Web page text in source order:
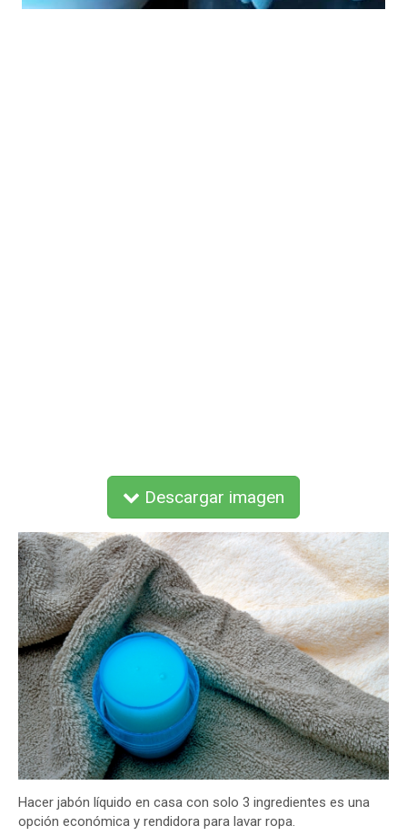
Descargar imagen
Hacer jabón líquido en casa con solo 3 ingredientes es una
opción económica y rendidora para lavar ropa.